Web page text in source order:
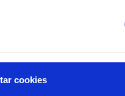
cookies
ATEX-
MIT